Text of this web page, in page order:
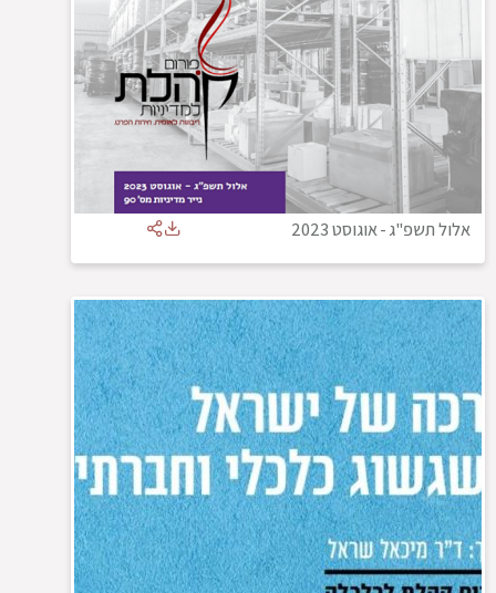
אלול תשפ"ג-אוגוסט 2023